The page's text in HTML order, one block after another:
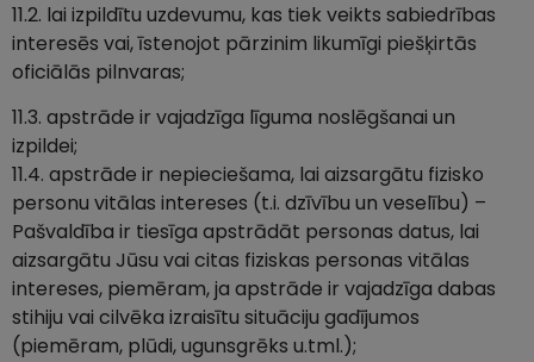
11.2. lai izpildītu uzdevumu, kas tiek veikts sabiedrības
interesēs vai, īstenojot pārzinim likumīgi piešķirtās
oficiālās pilnvaras;
11.3. apstrāde ir vajadzīga līguma noslēgšanai un
izpildei;
11.4. apstrāde ir nepieciešama, lai aizsargātu fizisko
personu vitālas intereses (t.i. dzīvību un veselību) –
Pašvaldība ir tiesīga apstrādāt personas datus, lai
aizsargātu Jūsu vai citas fiziskas personas vitālas
intereses, piemēram, ja apstrāde ir vajadzīga dabas
stihiju vai cilvēka izraisītu situāciju gadījumos
(piemēram, plūdi, ugunsgrēks u.tml.);